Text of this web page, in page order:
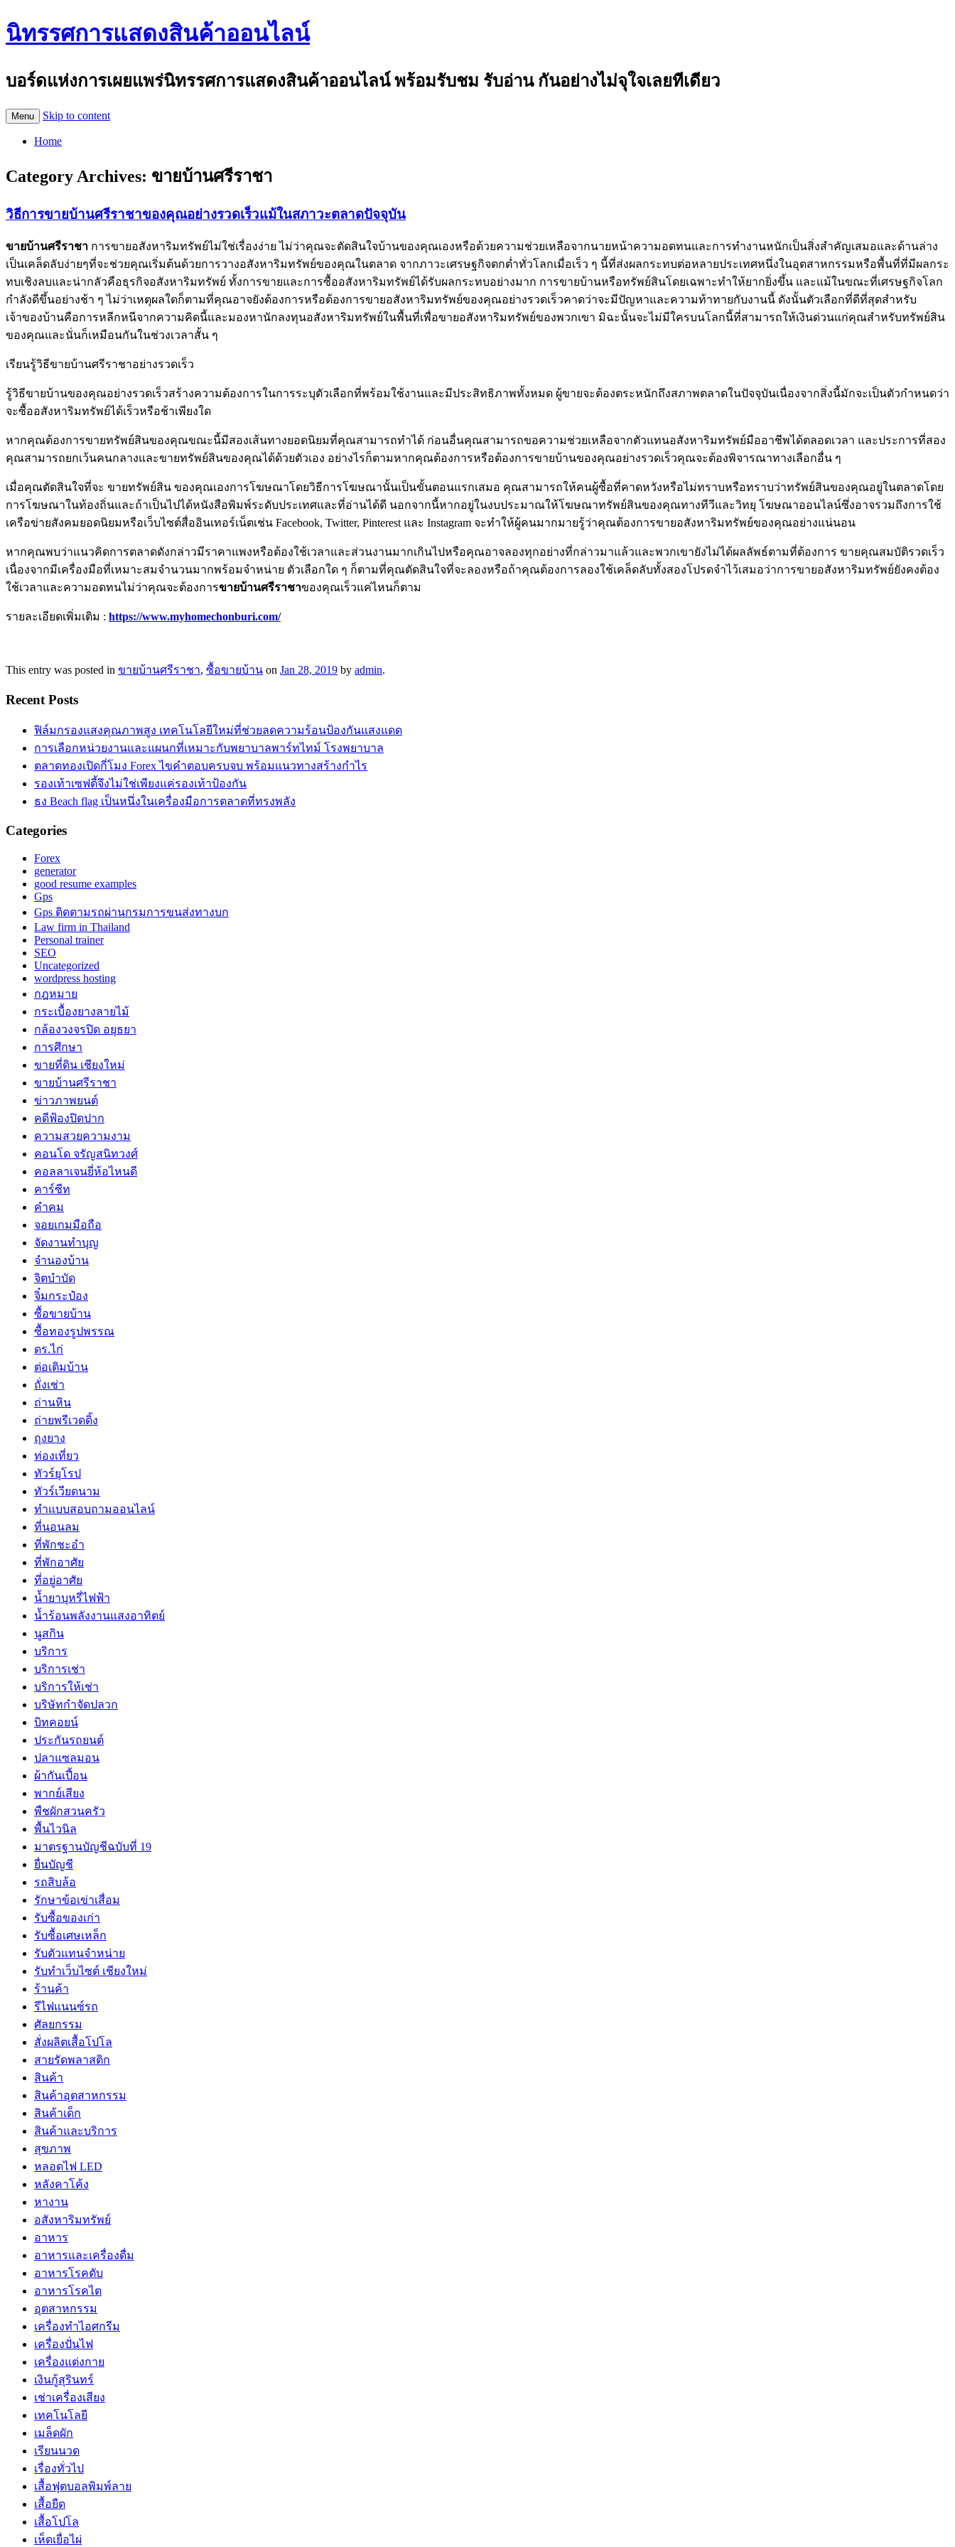
นิทรรศการแสดงสินค้าออนไลน์
บอร์ดแห่งการเผยแพร่นิทรรศการแสดงสินค้าออนไลน์ พร้อมรับชม รับอ่าน กันอย่างไม่จุใจเลยทีเดียว
Menu Skip to content
Home
Category Archives: ขายบ้านศรีราชา
วิธีการขายบ้านศรีราชาของคุณอย่างรวดเร็วแม้ในสภาวะตลาดปัจจุบัน
ขายบ้านศรีราชา การขายอสังหาริมทรัพย์ไม่ใช่เรื่องง่าย ไม่ว่าคุณจะตัดสินใจบ้านของคุณเองหรือด้วยความช่วยเหลือจากนายหน้าความอดทนและการทำงานหนักเป็นสิ่งสำคัญเสมอและด้านล่าง
เป็นเคล็ดลับง่ายๆที่จะช่วยคุณเริ่มต้นด้วยการวางอสังหาริมทรัพย์ของคุณในตลาด จากภาวะเศรษฐกิจตกต่ำทั่วโลกเมื่อเร็ว ๆ นี้ที่ส่งผลกระทบต่อหลายประเทศหนึ่งในอุตสาหกรรมหรือพื้นที่ที่มีผลกระ
ทบเชิงลบและน่ากลัวคือธุรกิจอสังหาริมทรัพย์ ทั้งการขายและการซื้ออสังหาริมทรัพย์ได้รับผลกระทบอย่างมาก การขายบ้านหรือทรัพย์สินโดยเฉพาะทำให้ยากยิ่งขึ้น และแม้ในขณะที่เศรษฐกิจโลก
กำลังดีขึ้นอย่างช้า ๆ ไม่ว่าเหตุผลใดก็ตามที่คุณอาจยังต้องการหรือต้องการขายอสังหาริมทรัพย์ของคุณอย่างรวดเร็วคาดว่าจะมีปัญหาและความท้าทายกับงานนี้ ดังนั้นตัวเลือกที่ดีที่สุดสำหรับ
เจ้าของบ้านคือการหลีกหนีจากความคิดนี้และมองหานักลงทุนอสังหาริมทรัพย์ในพื้นที่เพื่อขายอสังหาริมทรัพย์ของพวกเขา มิฉะนั้นจะไม่มีใครบนโลกนี้ที่สามารถให้เงินด่วนแก่คุณสำหรับทรัพย์สิน
ของคุณและนั่นก็เหมือนกันในช่วงเวลาสั้น ๆ
เรียนรู้วิธีขายบ้านศรีราชาอย่างรวดเร็ว
รู้วิธีขายบ้านของคุณอย่างรวดเร็วสร้างความต้องการในการระบุตัวเลือกที่พร้อมใช้งานและมีประสิทธิภาพทั้งหมด ผู้ขายจะต้องตระหนักถึงสภาพตลาดในปัจจุบันเนื่องจากสิ่งนี้มักจะเป็นตัวกำหนดว่า
จะซื้ออสังหาริมทรัพย์ได้เร็วหรือช้าเพียงใด
หากคุณต้องการขายทรัพย์สินของคุณขณะนี้มีสองเส้นทางยอดนิยมที่คุณสามารถทำได้ ก่อนอื่นคุณสามารถขอความช่วยเหลือจากตัวแทนอสังหาริมทรัพย์มืออาชีพได้ตลอดเวลา และประการที่สอง
คุณสามารถยกเว้นคนกลางและขายทรัพย์สินของคุณได้ด้วยตัวเอง อย่างไรก็ตามหากคุณต้องการหรือต้องการขายบ้านของคุณอย่างรวดเร็วคุณจะต้องพิจารณาทางเลือกอื่น ๆ
เมื่อคุณตัดสินใจที่จะ ขายทรัพย์สิน ของคุณเองการโฆษณาโดยวิธีการโฆษณานั้นเป็นขั้นตอนแรกเสมอ คุณสามารถให้คนผู้ซื้อที่คาดหวังหรือไม่ทราบหรือทราบว่าทรัพย์สินของคุณอยู่ในตลาดโดย
การโฆษณาในท้องถิ่นและถ้าเป็นไปได้หนังสือพิมพ์ระดับประเทศและที่อ่านได้ดี นอกจากนี้หากอยู่ในงบประมาณให้โฆษณาทรัพย์สินของคุณทางทีวีและวิทยุ โฆษณาออนไลน์ซึ่งอาจรวมถึงการใช้
เครือข่ายสังคมยอดนิยมหรือเว็บไซต์สื่ออินเทอร์เน็ตเช่น Facebook, Twitter, Pinterest และ Instagram จะทำให้ผู้คนมากมายรู้ว่าคุณต้องการขายอสังหาริมทรัพย์ของคุณอย่างแน่นอน
หากคุณพบว่าแนวคิดการตลาดดังกล่าวมีราคาแพงหรือต้องใช้เวลาและส่วนงานมากเกินไปหรือคุณอาจลองทุกอย่างที่กล่าวมาแล้วและพวกเขายังไม่ได้ผลลัพธ์ตามที่ต้องการ ขายคุณสมบัติรวดเร็ว
เนื่องจากมีเครื่องมือที่เหมาะสมจำนวนมากพร้อมจำหน่าย ตัวเลือกใด ๆ ก็ตามที่คุณตัดสินใจที่จะลองหรือถ้าคุณต้องการลองใช้เคล็ดลับทั้งสองโปรดจำไว้เสมอว่าการขายอสังหาริมทรัพย์ยังคงต้อง
ใช้เวลาและความอดทนไม่ว่าคุณจะต้องการขายบ้านศรีราชาของคุณเร็วแค่ไหนก็ตาม
รายละเอียดเพิ่มเติม : https://www.myhomechonburi.com/
This entry was posted in ขายบ้านศรีราชา, ซื้อขายบ้าน on Jan 28, 2019 by admin.
Recent Posts
ฟิล์มกรองแสงคุณภาพสูง เทคโนโลยีใหม่ที่ช่วยลดความร้อนป้องกันแสงแดด
การเลือกหน่วยงานและแผนกที่เหมาะกับพยาบาลพาร์ทไทม์ โรงพยาบาล
ตลาดทองเปิดกี่โมง Forex ไขคำตอบครบจบ พร้อมแนวทางสร้างกำไร
รองเท้าเซฟตี้จึงไม่ใช่เพียงแค่รองเท้าป้องกัน
ธง Beach flag เป็นหนึ่งในเครื่องมือการตลาดที่ทรงพลัง
Categories
Forex
generator
good resume examples
Gps
Gps ติดตามรถผ่านกรมการขนส่งทางบก
Law firm in Thailand
Personal trainer
SEO
Uncategorized
wordpress hosting
กฎหมาย
กระเบื้องยางลายไม้
กล้องวงจรปิด อยุธยา
การศึกษา
ขายที่ดิน เชียงใหม่
ขายบ้านศรีราชา
ข่าวภาพยนต์
คดีฟ้องปิดปาก
ความสวยความงาม
คอนโด จรัญสนิทวงศ์
คอลลาเจนยี่ห้อไหนดี
คาร์ซีท
คำคม
จอยเกมมือถือ
จัดงานทำบุญ
จำนองบ้าน
จิตบำบัด
จิ๋มกระป๋อง
ซื้อขายบ้าน
ซื้อทองรูปพรรณ
ดร.ไก่
ต่อเติมบ้าน
ถั่งเช่า
ถ่านหิน
ถ่ายพรีเวดดิ้ง
ถุงยาง
ท่องเที่ยว
ทัวร์ยุโรป
ทัวร์เวียดนาม
ทำแบบสอบถามออนไลน์
ที่นอนลม
ที่พักชะอำ
ที่พักอาศัย
ที่อยู่อาศัย
น้ำยาบุหรี่ไฟฟ้า
น้ำร้อนพลังงานแสงอาทิตย์
นูสกิน
บริการ
บริการเช่า
บริการให้เช่า
บริษัทกำจัดปลวก
บิทคอยน์
ประกันรถยนต์
ปลาแซลมอน
ผ้ากันเปี้อน
พากย์เสียง
พืชผักสวนครัว
พื้นไวนิล
มาตรฐานบัญชีฉบับที่ 19
ยื่นบัญชี
รถสิบล้อ
รักษาข้อเข่าเสื่อม
รับซื้อของเก่า
รับซื้อเศษเหล็ก
รับตัวแทนจำหน่าย
รับทำเว็บไซต์ เชียงใหม่
ร้านค้า
รีไฟแนนซ์รถ
ศัลยกรรม
สั่งผลิตเสื้อโปโล
สายรัดพลาสติก
สินค้า
สินค้าอุตสาหกรรม
สินค้าเด็ก
สินค้าและบริการ
สุขภาพ
หลอดไฟ LED
หลังคาโค้ง
หางาน
อสังหาริมทรัพย์
อาหาร
อาหารและเครื่องดื่ม
อาหารโรคตับ
อาหารโรคไต
อุตสาหกรรม
เครื่องทำไอศกรีม
เครื่องปั่นไฟ
เครื่องแต่งกาย
เงินกู้สุรินทร์
เช่าเครื่องเสียง
เทคโนโลยี
เมล็ดผัก
เรียนนวด
เรื่องทั่วไป
เสื้อฟุตบอลพิมพ์ลาย
เสื้อยืด
เสื้อโปโล
เห็ดเยื่อไผ่